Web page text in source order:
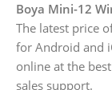
Boya Mini-12
The latest price
for Android and
online at the
sales support.